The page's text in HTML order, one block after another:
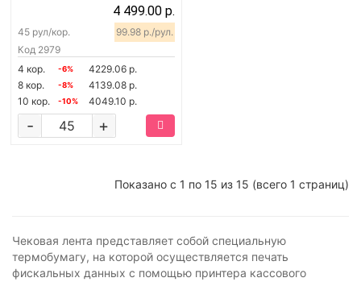
4 499.00 р.
Код 2979
45 рул/кор. 99.98 р./рул.
4 кор. -6%
4229.06 р.
8 кор.
-8%
4139.08 р.
10 кор.
-10% 4049.10 р.
+
-
Показано с 1 по 15 из 15 (всего 1 страниц)
Чековая лента представляет собой специальную
термобумагу, на которой осуществляется печать
фискальных данных с помощью принтера кассового